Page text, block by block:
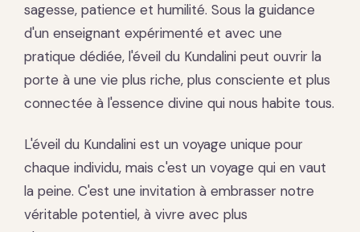
sagesse, patience et humilité. Sous la guidance
d'un enseignant expérimenté et avec une
pratique dédiée, l'éveil du Kundalini peut ouvrir la
porte à une vie plus riche, plus consciente et plus
connectée à l'essence divine qui nous habite tous.
L'éveil du Kundalini est un voyage unique pour
chaque individu, mais c'est un voyage qui en vaut
la peine. C'est une invitation à embrasser notre
véritable potentiel, à vivre avec plus